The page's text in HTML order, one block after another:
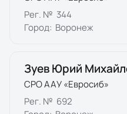
Рег. № 344
Город: Воронеж
Зуев Юрий
СРО ААУ «Евросиб»
Рег. № 692